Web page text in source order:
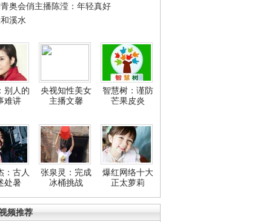
奥会俏主播陈滢：年轻真好
溪水
别人的
难讲
央视知性美女
主播文馨
智慧树：谨防
芒果皮炎
：古人
处暑
张泉灵：完成
冰桶挑战
爆红网络十大
正太萝莉
频推荐